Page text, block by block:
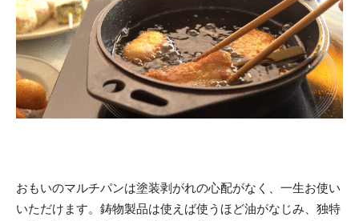
おもいのマルチパンは塗装剥がれの心配がなく、一生お使い
いただけます。鋳物製品は使えば使うほど油がなじみ、独特